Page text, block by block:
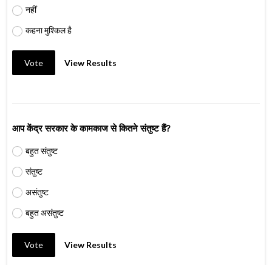
नहीं
कहना मुश्किल है
Vote View Results
आप केंद्र सरकार के कामकाज से कितने संतुष्ट हैं?
बहुत संतुष्ट
संतुष्ट
असंतुष्ट
बहुत असंतुष्ट
Vote View Results